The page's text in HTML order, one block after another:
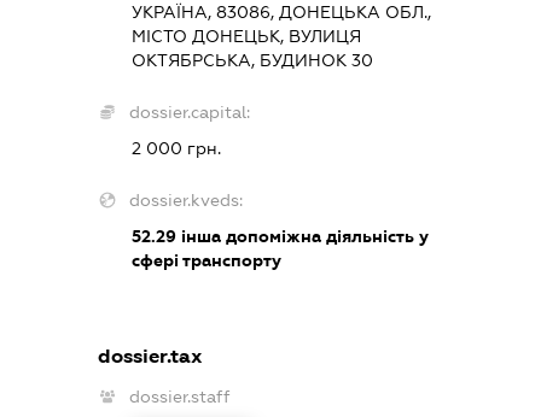
УКРАЇНА, 83086, ДОНЕЦЬКА ОБЛ.,
МІСТО ДОНЕЦЬК, ВУЛИЦЯ
ОКТЯБРСЬКА, БУДИНОК 30
dossier.capital:
2 000 грн.
dossier.kveds:
52.29інша допоміжна діяльність у
сфері транспорту
dossier.tax
dossier.staff